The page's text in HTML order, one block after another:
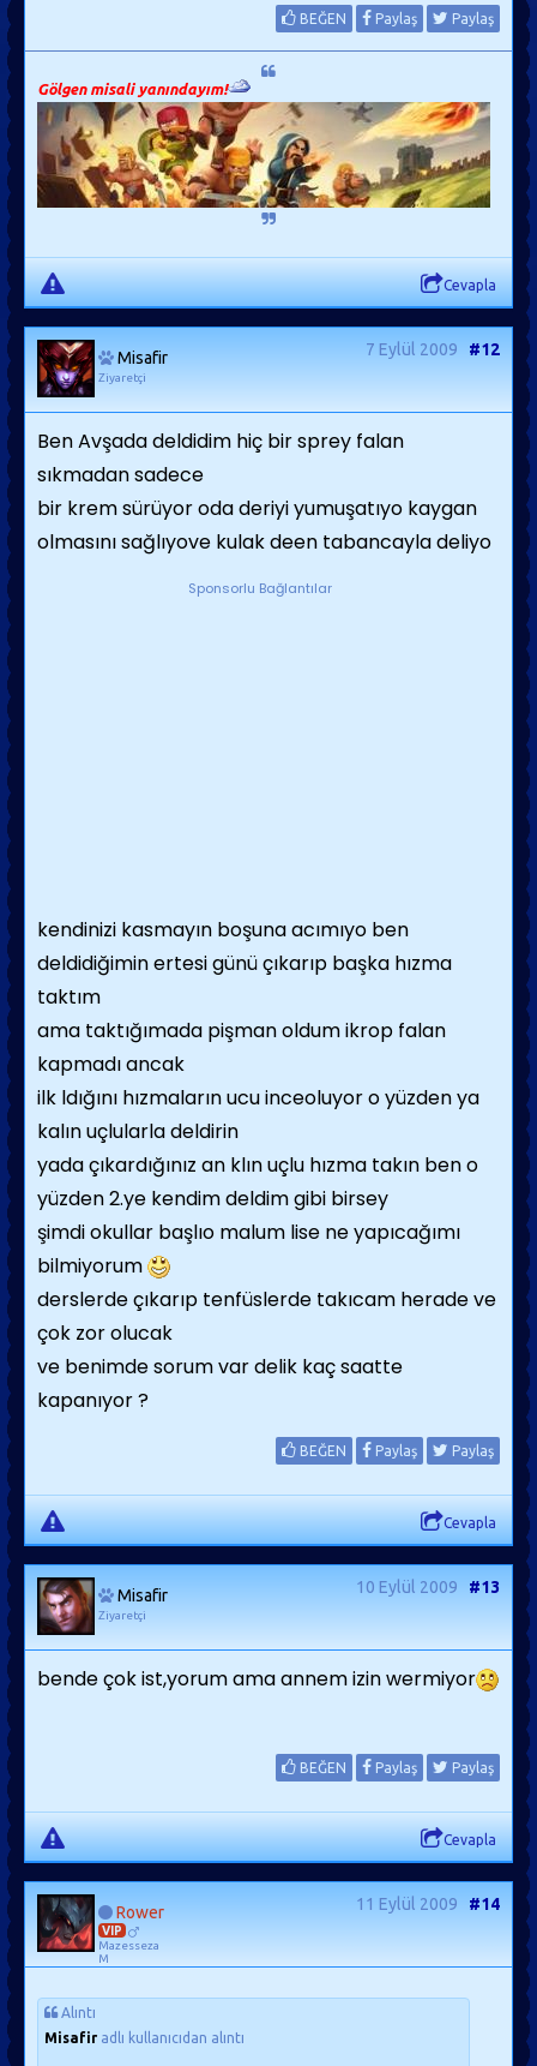
BEĞEN Paylaş Paylaş
Gölgen misali yanındayım!
Cevapla
Misafir
Ziyaretçi
7 Eylül 2009 #12
Ben Avşada deldidim hiç bir sprey falan
sıkmadan sadece
bir krem sürüyor oda deriyi yumuşatıyo kaygan
olmasını sağlıyove kulak deen tabancayla deliyo
Sponsorlu Bağlantılar
kendinizi kasmayın boşuna acımıyo ben
deldidiğimin ertesi günü çıkarıp başka hızma
taktım
ama taktığımada pişman oldum ikrop falan
kapmadı ancak
ilk ldığını hızmaların ucu inceoluyor o yüzden ya
kalın uçlularla deldirin
yada çıkardığınız an klın uçlu hızma takın ben o
yüzden 2.ye kendim deldim gibi birsey
şimdi okullar başlıo malum lise ne yapıcağımı
bilmiyorum
derslerde çıkarıp tenfüslerde takıcam herade ve
çok zor olucak
ve benimde sorum var delik kaç saatte
kapanıyor ?
BEĞEN Paylaş Paylaş
Cevapla
Misafir
Ziyaretçi
10 Eylül 2009 #13
bende çok ist,yorum ama annem izin wermiyor
BEĞEN Paylaş Paylaş
Cevapla
Rower
VIP
Mazesseza
M
11 Eylül 2009 #14
Alıntı
Misafir adlı kullanıcıdan alıntı